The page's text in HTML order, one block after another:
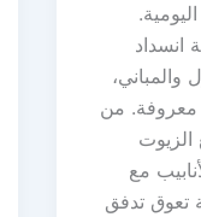
انسداد
والمباني،
معروفة. من
الزيوت
مع
تعوق تدفق